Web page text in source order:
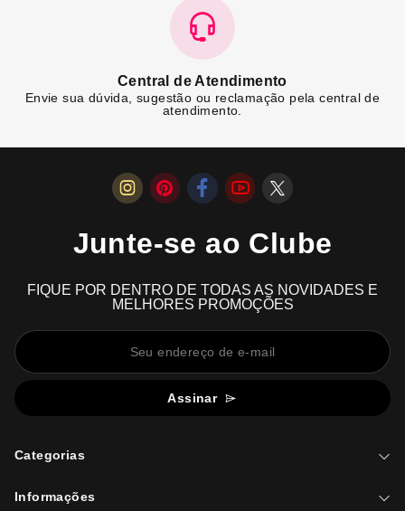
Central de Atendimento
Envie sua dúvida, sugestão ou reclamação pela central de
atendimento.
Junte-se ao Clube
FIQUE POR DENTRO DE TODAS AS NOVIDADES E
MELHORES PROMOÇÕES
Assinar
Categorias
Informações